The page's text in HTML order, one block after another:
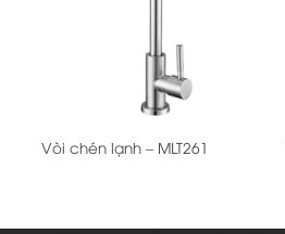
Vòi chén lạnh – MLT261